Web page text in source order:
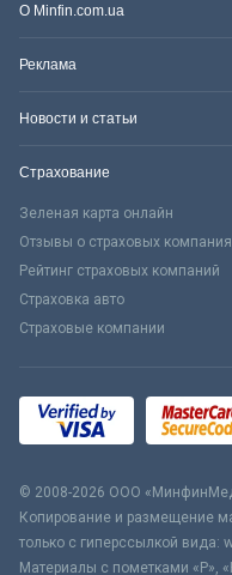
О Minfin.com.ua
Реклама
Новости и статьи
Страхование
Зеленая карта онлайн
Отзывы о страховых
Рейтинг страховых компаний
Страховка авто
Страховые компании
© 2008-2026 ООО
Копирование и размещение
только с гиперссылкой вида:
Материалы с пометками «Р»,